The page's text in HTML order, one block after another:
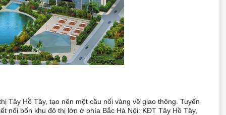
Tây Hồ Tây, tạo nên một cầu nối vàng về giao thông. Tuyến
nối bốn khu đô thị lớn ở phía Bắc Hà Nội: KĐT Tây Hồ Tây,